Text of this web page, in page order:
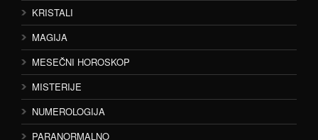
KRISTALI
MAGIJA
MESEČNI HOROSKOP
MISTERIJE
NUMEROLOGIJA
PARANORMALNO